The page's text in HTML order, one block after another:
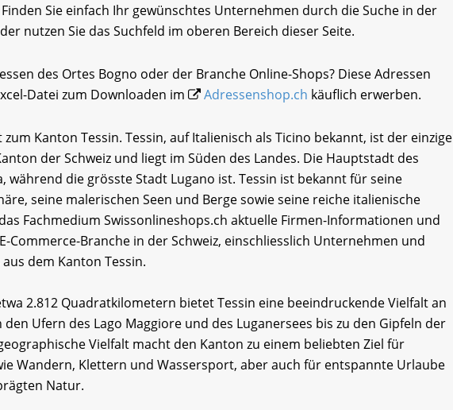
Sie einfach Ihr gewünschtes Unternehmen durch die Suche in der
nutzen Sie das Suchfeld im oberen Bereich dieser Seite.
des Ortes Bogno oder der Branche Online-Shops? Diese Adressen
Datei zum Downloaden im
Adressenshop.ch käuflich erwerben.
Kanton Tessin. Tessin, auf Italienisch als Ticino bekannt, ist der einzige
der Schweiz und liegt im Süden des Landes. Die Hauptstadt des
während die grösste Stadt Lugano ist. Tessin ist bekannt für seine
seine malerischen Seen und Berge sowie seine reiche italienische
Fachmedium Swissonlineshops.ch aktuelle Firmen-Informationen und
Commerce-Branche in der Schweiz, einschliesslich Unternehmen und
dem Kanton Tessin.
2.812 Quadratkilometern bietet Tessin eine beeindruckende Vielfalt an
Ufern des Lago Maggiore und des Luganersees bis zu den Gipfeln der
Vielfalt macht den Kanton zu einem beliebten Ziel für
Wandern, Klettern und Wassersport, aber auch für entspannte Urlaube
Natur.